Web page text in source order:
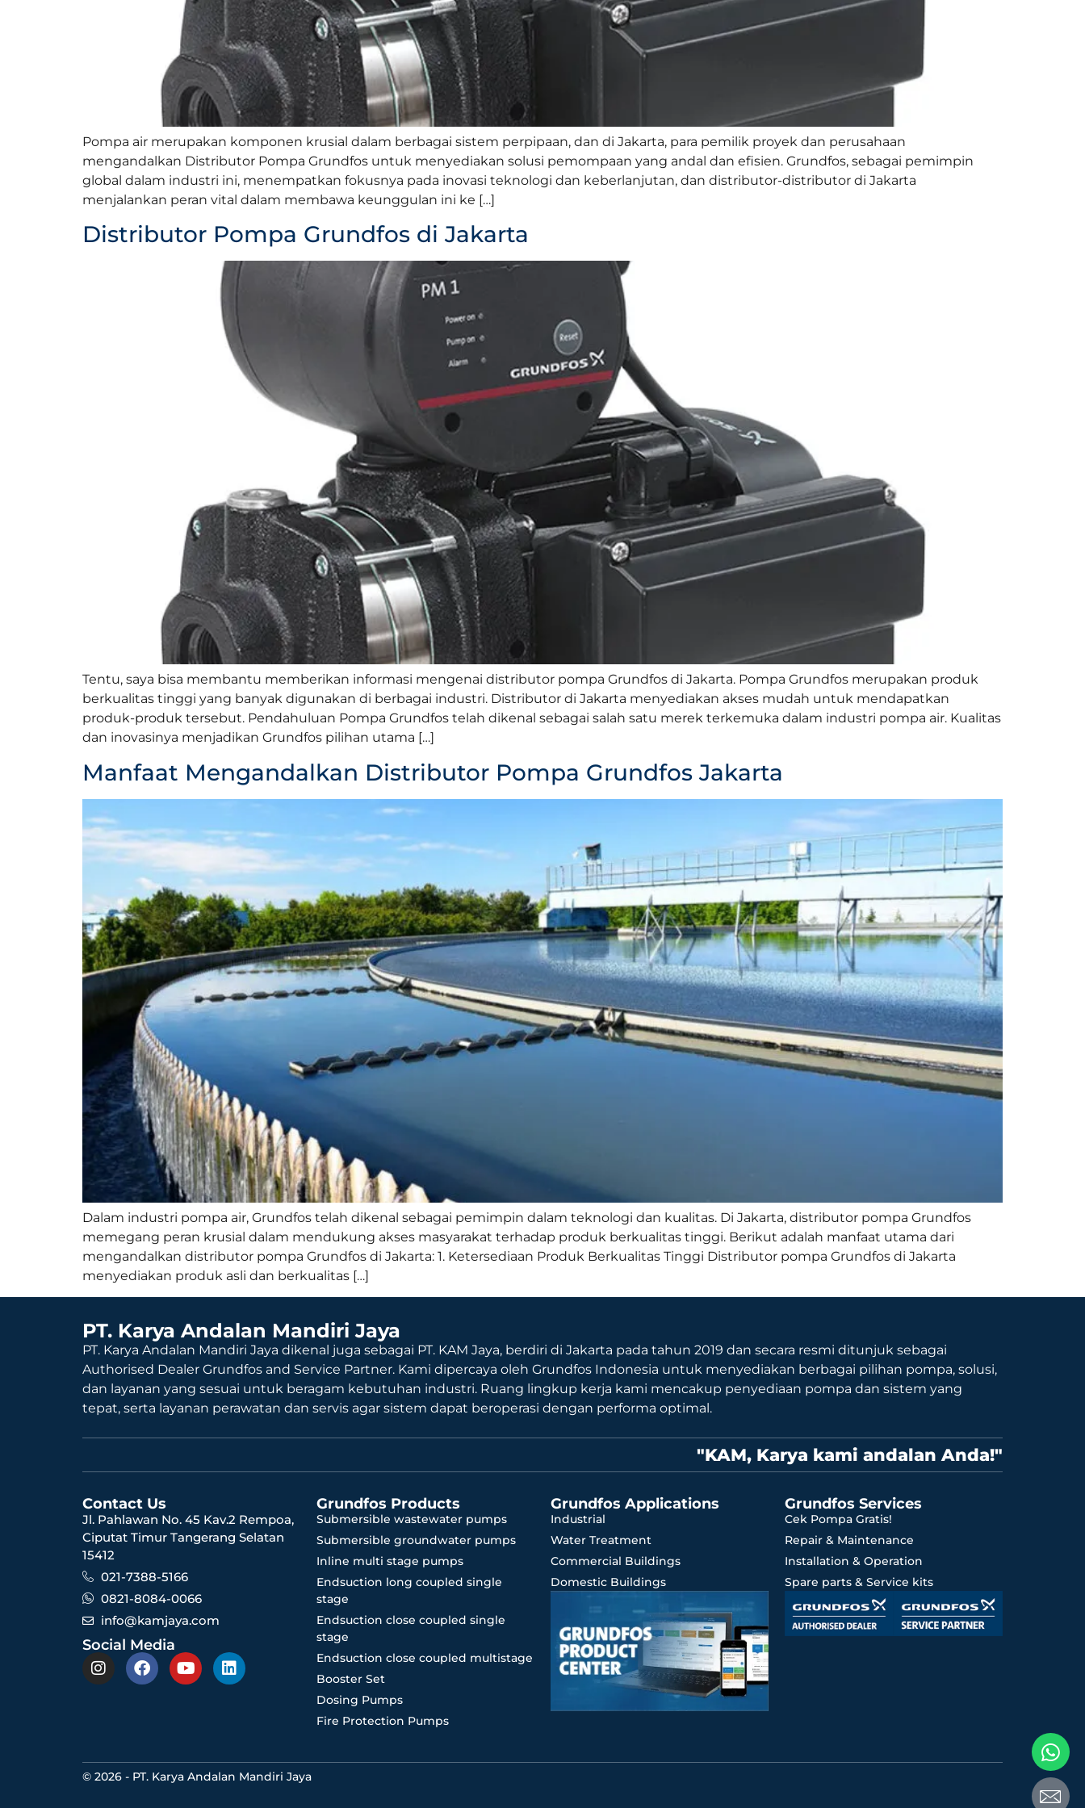
Pompa air merupakan komponen krusial dalam berbagai sistem perpipaan, dan di Jakarta, para pemilik proyek dan perusahaan
mengandalkan Distributor Pompa Grundfos untuk menyediakan solusi pemompaan yang andal dan efisien. Grundfos, sebagai pemimpin
global dalam industri ini, menempatkan fokusnya pada inovasi teknologi dan keberlanjutan, dan distributor-distributor di Jakarta
menjalankan peran vital dalam membawa keunggulan ini ke […]
Distributor Pompa Grundfos di Jakarta
Tentu, saya bisa membantu memberikan informasi mengenai distributor pompa Grundfos di Jakarta. Pompa Grundfos merupakan produk
berkualitas tinggi yang banyak digunakan di berbagai industri. Distributor di Jakarta menyediakan akses mudah untuk mendapatkan
produk-produk tersebut. Pendahuluan Pompa Grundfos telah dikenal sebagai salah satu merek terkemuka dalam industri pompa air. Kualitas
dan inovasinya menjadikan Grundfos pilihan utama […]
Manfaat Mengandalkan Distributor Pompa Grundfos Jakarta
Dalam industri pompa air, Grundfos telah dikenal sebagai pemimpin dalam teknologi dan kualitas. Di Jakarta, distributor pompa Grundfos
memegang peran krusial dalam mendukung akses masyarakat terhadap produk berkualitas tinggi. Berikut adalah manfaat utama dari
mengandalkan distributor pompa Grundfos di Jakarta: 1. Ketersediaan Produk Berkualitas Tinggi Distributor pompa Grundfos di Jakarta
menyediakan produk asli dan berkualitas […]
PT. Karya Andalan Mandiri Jaya
PT. Karya Andalan Mandiri Jaya dikenal juga sebagai PT. KAM Jaya, berdiri di Jakarta pada tahun 2019 dan secara resmi ditunjuk sebagai
Authorised Dealer Grundfos and Service Partner. Kami dipercaya oleh Grundfos Indonesia untuk menyediakan berbagai pilihan pompa, solusi,
dan layanan yang sesuai untuk beragam kebutuhan industri. Ruang lingkup kerja kami mencakup penyediaan pompa dan sistem yang
tepat, serta layanan perawatan dan servis agar sistem dapat beroperasi dengan performa optimal.
"KAM, Karya kami andalan Anda!"
Contact Us
Jl. Pahlawan No. 45 Kav.2 Rempoa,
Ciputat Timur Tangerang Selatan
15412
021-7388-5166
0821-8084-0066
info@kamjaya.com
Social Media
Grundfos Products
Submersible wastewater pumps
Submersible groundwater pumps
Inline multi stage pumps
Endsuction long coupled single
stage
Endsuction close coupled single
stage
Endsuction close coupled multistage
Booster Set
Dosing Pumps
Fire Protection Pumps
Grundfos Applications
Industrial
Water Treatment
Commercial Buildings
Domestic Buildings
Grundfos Services
Cek Pompa Gratis!
Repair & Maintenance
Installation & Operation
Spare parts & Service kits
© 2026 - PT. Karya Andalan Mandiri Jaya